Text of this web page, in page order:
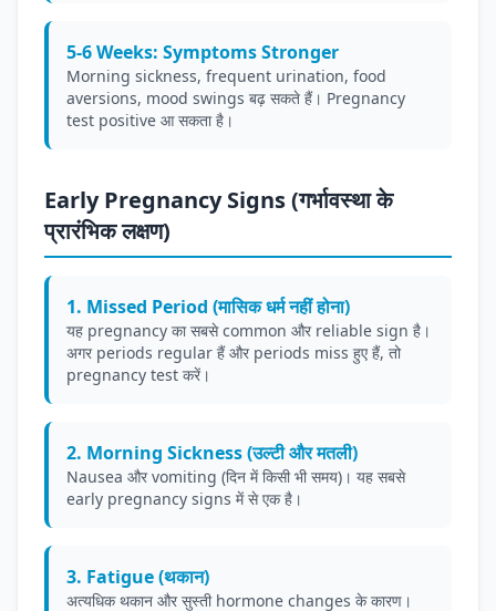
5-6 Weeks: Symptoms Stronger
Morning sickness, frequent urination, food
aversions, mood swings बढ़ सकते हैं। Pregnancy
test positive आ सकता है।
Early Pregnancy Signs (गर्भावस्था के
प्रारंभिक लक्षण)
1. Missed Period (मासिक धर्म नहीं होना)
यह pregnancy का सबसे common और reliable sign है।
अगर periods regular हैं और periods miss हुए हैं, तो
pregnancy test करें।
2. Morning Sickness (उल्टी और मतली)
Nausea और vomiting (दिन में किसी भी समय)। यह सबसे
early pregnancy signs में से एक है।
3. Fatigue (थकान)
अत्यधिक थकान और सुस्ती hormone changes के कारण।